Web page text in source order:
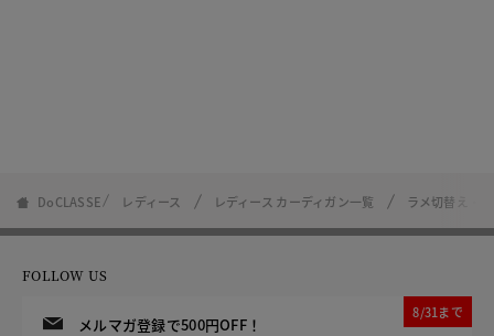
DoCLASSE レディース レディース カーディガン一覧 ラメ切替え・
FOLLOW US
メルマガ登録で500円OFF！
8/31まで